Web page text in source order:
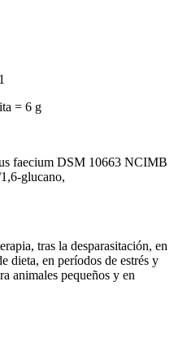
= 6 g
faecium DSM 10663 NCIMB
glucano,
tras la desparasitación, en
dieta, en períodos de estrés y
animales pequeños y en